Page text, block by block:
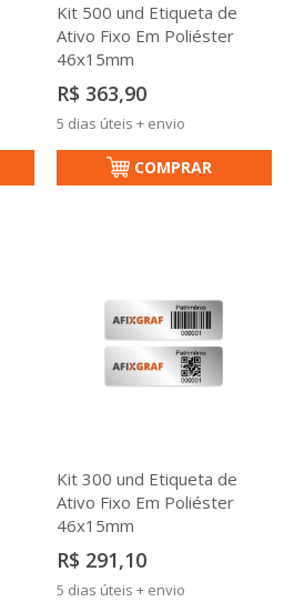
Kit 500 und Etiqueta de
Ativo Fixo Em Poliéster
46x15mm
R$ 363,90
5 dias úteis + envio
COMPRAR
Kit 300 und Etiqueta de
Ativo Fixo Em Poliéster
46x15mm
R$ 291,10
5 dias úteis + envio